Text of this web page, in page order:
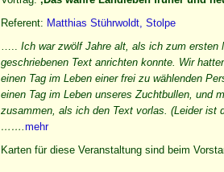
Referent: Matthias Stührwoldt, Stolpe
….. Ich war zwölf Jahre alt, als ich zum
geschriebenen Text anrichten konnte. Wir
einen Tag im Leben einer frei zu wählenden
einen Tag im Leben unseres Zuchtbullen, und
zusammen, als ich den Text vorlas. (Leider ist
…….mehr
Karten für diese Veranstaltung sind beim